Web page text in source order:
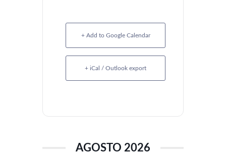
+ Add to Google Calendar
+ iCal / Outlook export
AGOSTO 2026